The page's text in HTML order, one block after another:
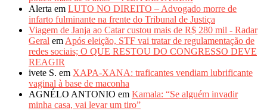
Alerta em LUTO NO DIREITO – Advogado morre de
infarto fulminante na frente do Tribunal de Justiça
Viagem de Janja ao Catar custou mais de R$ 280 mil - Radar
Geral em Após eleição, STF vai tratar de regulamentação de
redes sociais; O QUE RESTOU DO CONGRESSO DEVE
REAGIR
ivete S. em XAPA-XANA: traficantes vendiam lubrificante
vaginal à base de maconha
AGNÉLO ANTONIO em Kamala: “Se alguém invadir
minha casa, vai levar um tiro”